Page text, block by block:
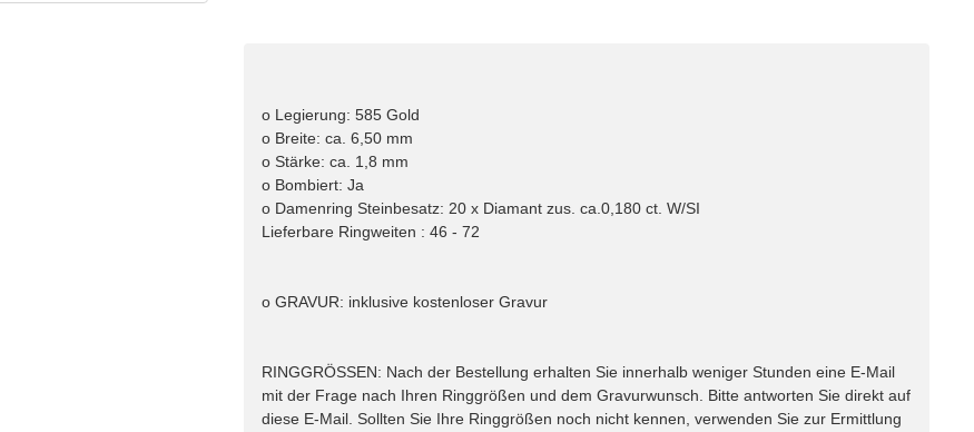
o Legierung: 585 Gold
o Breite: ca. 6,50 mm
o Stärke: ca. 1,8 mm
o Bombiert: Ja
o Damenring Steinbesatz: 20 x Diamant zus. ca.0,180 ct. W/SI
Lieferbare Ringweiten : 46 - 72
o GRAVUR: inklusive kostenloser Gravur
RINGGRÖSSEN: Nach der Bestellung erhalten Sie innerhalb weniger Stunden eine E-Mail
mit der Frage nach Ihren Ringgrößen und dem Gravurwunsch. Bitte antworten Sie direkt auf
diese E-Mail. Sollten Sie Ihre Ringgrößen noch nicht kennen, verwenden Sie zur Ermittlung